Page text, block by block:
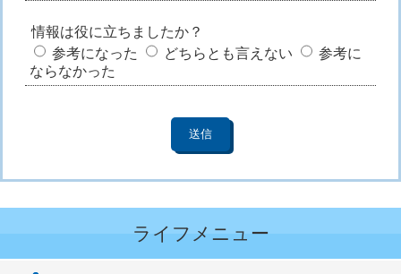
情報は役に立ちましたか？
参考になった
どちらとも言えない
参考に
ならなかった
ライフメニュー